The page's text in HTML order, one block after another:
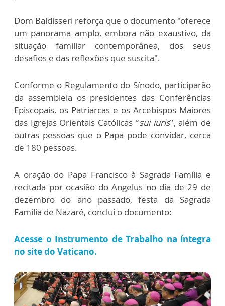
Dom Baldisseri reforça que o documento "oferece
um panorama amplo, embora não exaustivo, da
situação familiar contemporânea, dos seus
desafios e das reflexões que suscita".
Conforme o Regulamento do Sínodo, participarão
da assembleia os presidentes das Conferências
Episcopais, os Patriarcas e os Arcebispos Maiores
das Igrejas Orientais Católicas “sui iuris”, além de
outras pessoas que o Papa pode convidar, cerca
de 180 pessoas.
A oração do Papa Francisco à Sagrada Família e
recitada por ocasião do Angelus no dia de 29 de
dezembro do ano passado, festa da Sagrada
Família de Nazaré, conclui o documento:
Acesse o Instrumento de Trabalho na íntegra
no site do Vaticano.